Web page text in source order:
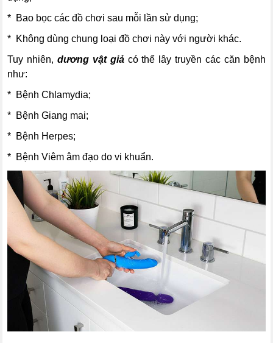
* Bao bọc các đồ chơi sau mỗi lần sử dụng;
* Không dùng chung loại đồ chơi này với người khác.
Tuy nhiên, dương vật giảcó thể lây truyền các căn bệnh
như:
* Bệnh Chlamydia;
* Bệnh Giang mai;
* Bệnh Herpes;
* Bệnh Viêm âm đạo do vi khuẩn.